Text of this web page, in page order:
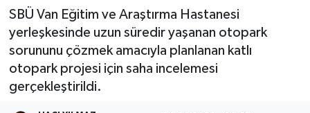
SBÜ Van Eğitim ve Araştırma Hastanesi
yerleşkesinde uzun süredir yaşanan otopark
sorununu çözmek amacıyla planlanan katlı
otopark projesi için saha incelemesi
gerçekleştirildi.
Eğitim
Bilim & Teknoloji
Dünya
Tüm Manşetler
Son Dakika Haberleri
Haber Arşivi